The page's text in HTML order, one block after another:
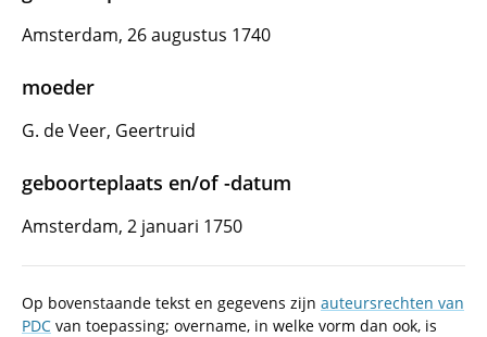
Amsterdam, 26 augustus 1740
moeder
G. de Veer, Geertruid
geboorteplaats en/of -datum
Amsterdam, 2 januari 1750
Op bovenstaande tekst en gegevens zijn auteursrechten van
PDC van toepassing; overname, in welke vorm dan ook, is